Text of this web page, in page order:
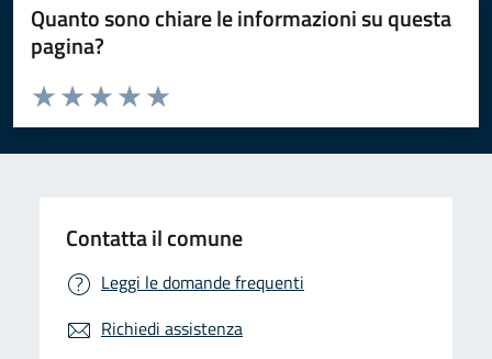
Quanto sono chiare le informazioni su questa
pagina?
Valuta da 1 a 5 stelle la pagina
Valuta 5 stelle su 5
Valuta 4 stelle su 5
Valuta 3 stelle su 5
Valuta 2 stelle su 5
Valuta 1 stelle su 5
Contatta il comune
Leggi le domande frequenti
Richiedi assistenza